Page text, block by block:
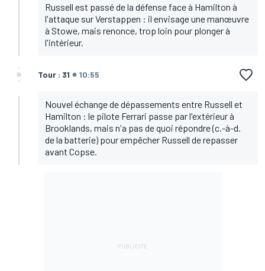
Russell est passé de la défense face à Hamilton à
l'attaque sur Verstappen : il envisage une manœuvre
à Stowe, mais renonce, trop loin pour plonger à
l'intérieur.
Tour : 31 10:55
Nouvel échange de dépassements entre Russell et
Hamilton : le pilote Ferrari passe par l'extérieur à
Brooklands, mais n'a pas de quoi répondre (c.-à-d.
de la batterie) pour empêcher Russell de repasser
avant Copse.